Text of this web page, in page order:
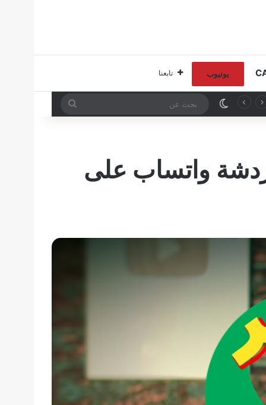
يوتيوب تابعنا
الوضع المظلم
بحث
واتساب على